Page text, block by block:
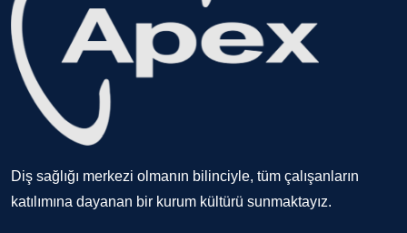
Diş sağlığı merkezi olmanın bilinciyle, tüm çalışanların
katılımına dayanan bir kurum kültürü sunmaktayız.